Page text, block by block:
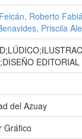
Roberto
Priscila
EDITORIAL
del Azuay
Gráfico